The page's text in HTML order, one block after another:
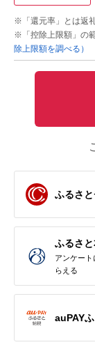
※「還元率」とは返
※「控除上限額」の
除上限額を調べる）
ふるさ
ふるさ
アンケー
らえる
auPAY